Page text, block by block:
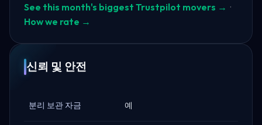
See this month's biggest Trustpilot movers → ·
How we rate →
신뢰 및 안전
분리 보관 자금 예